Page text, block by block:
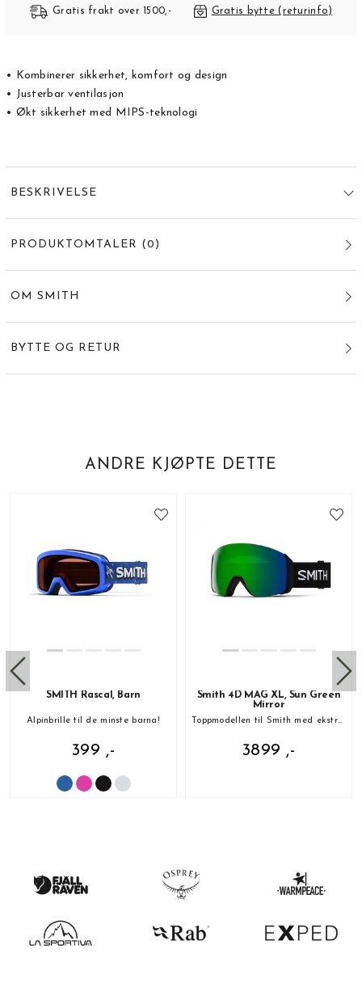
Gratis frakt over 1500,- Gratis bytte (returinfo)
• Kombinerer sikkerhet, komfort og design
• Justerbar ventilasjon
• Økt sikkerhet med MIPS-teknologi
BESKRIVELSE
PRODUKTOMTALER (0 )
OM SMITH
BYTTE OG RETUR
ANDRE KJØPTE DETTE
SMITH Rascal, Barn
Alpinbrille til de minste barna!
399 ,-
Smith 4D MAG XL, Sun Green
Mirror
Toppmodellen til Smith med ekstra linse
3899 ,-